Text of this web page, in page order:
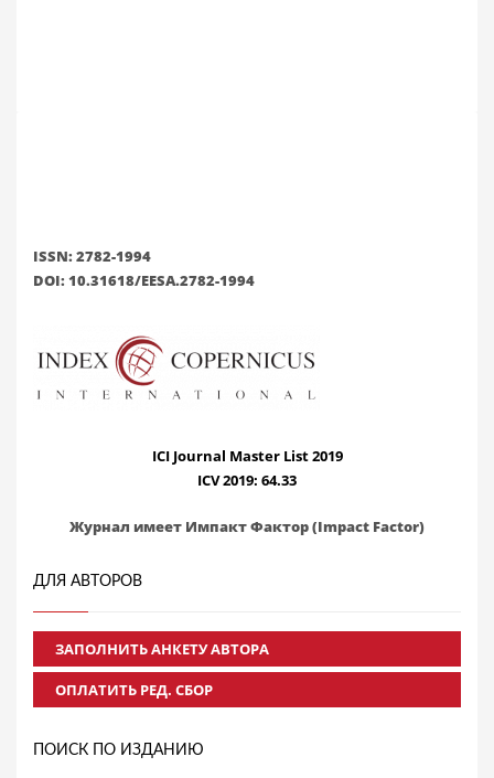
ISSN: 2782-1994
DOI: 10.31618/EESA.2782-1994
ICI Journal Master List 2019
ICV 2019: 64.33
Журнал имеет Импакт Фактор (Impact Factor)
ДЛЯ АВТОРОВ
ЗАПОЛНИТЬ АНКЕТУ АВТОРА
ОПЛАТИТЬ РЕД. СБОР
ПОИСК ПО ИЗДАНИЮ